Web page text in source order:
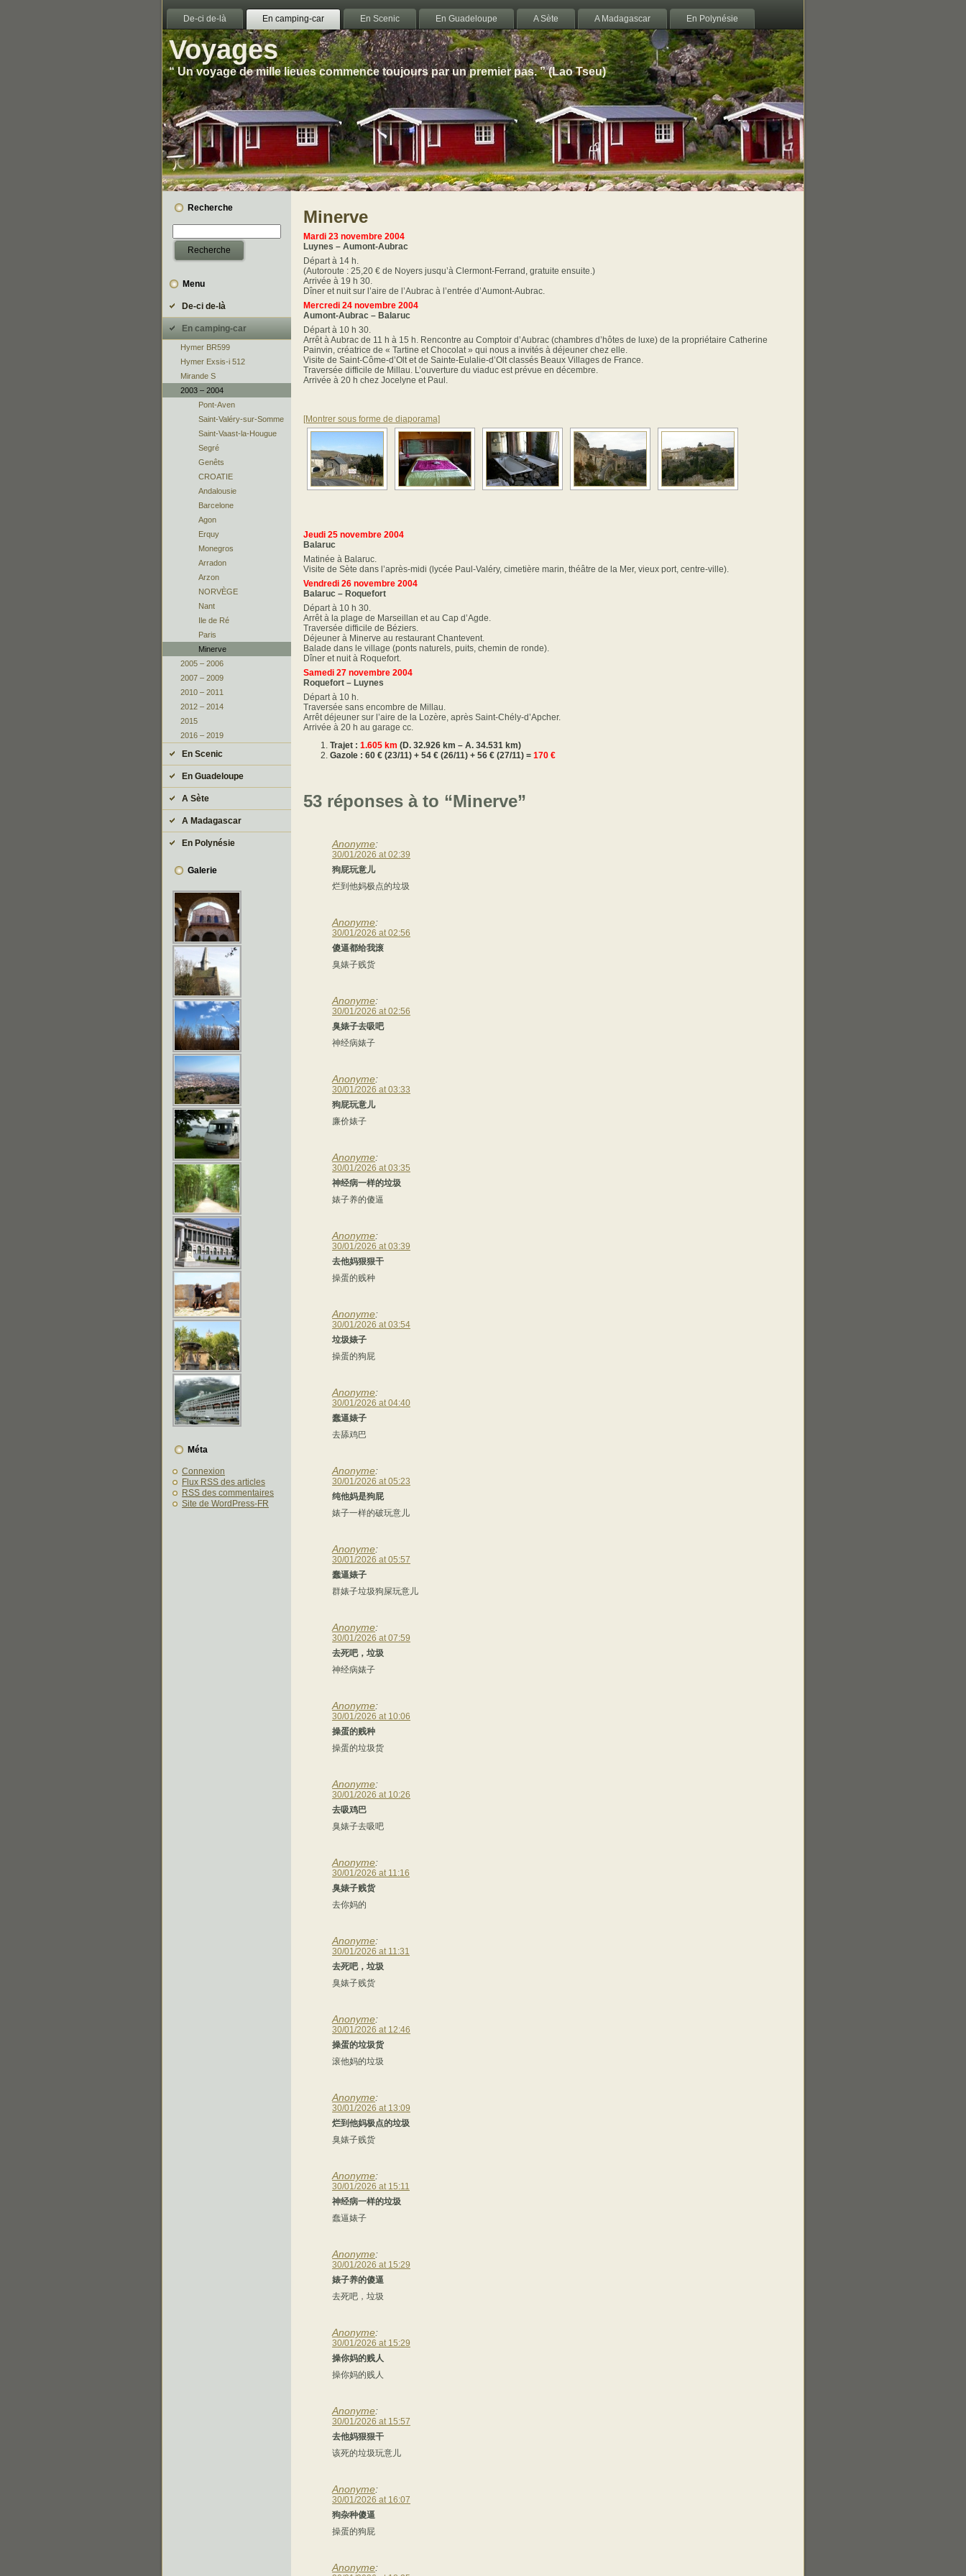
De-ci de-là En camping-car En Scenic En Guadeloupe A Sète A Madagascar En Polynésie
Voyages
“ Un voyage de mille lieues commence toujours par un premier pas. ” (Lao Tseu)
Recherche
Menu
De-ci de-là
En camping-car
Hymer BR599
Hymer Exsis-i 512
Mirande S
2003 – 2004
Pont-Aven
Saint-Valéry-sur-Somme
Saint-Vaast-la-Hougue
Segré
Genêts
CROATIE
Andalousie
Barcelone
Agon
Erquy
Monegros
Arradon
Arzon
NORVÈGE
Nant
Ile de Ré
Paris
Minerve
2005 – 2006
2007 – 2009
2010 – 2011
2012 – 2014
2015
2016 – 2019
En Scenic
En Guadeloupe
A Sète
A Madagascar
En Polynésie
Galerie
Méta
Connexion
Flux RSS des articles
RSS des commentaires
Site de WordPress-FR
Minerve
Mardi 23 novembre 2004
Luynes – Aumont-Aubrac
Départ à 14 h.
(Autoroute : 25,20 € de Noyers jusqu’à Clermont-Ferrand, gratuite ensuite.)
Arrivée à 19 h 30.
Dîner et nuit sur l’aire de l’Aubrac à l’entrée d’Aumont-Aubrac.
Mercredi 24 novembre 2004
Aumont-Aubrac – Balaruc
Départ à 10 h 30.
Arrêt à Aubrac de 11 h à 15 h. Rencontre au Comptoir d’Aubrac (chambres d’hôtes de luxe) de la propriétaire Catherine
Painvin, créatrice de « Tartine et Chocolat » qui nous a invités à déjeuner chez elle.
Visite de Saint-Côme-d’Olt et de Sainte-Eulalie-d’Olt classés Beaux Villages de France.
Traversée difficile de Millau. L’ouverture du viaduc est prévue en décembre.
Arrivée à 20 h chez Jocelyne et Paul.
[Montrer sous forme de diaporama]
Jeudi 25 novembre 2004
Balaruc
Matinée à Balaruc.
Visite de Sète dans l’après-midi (lycée Paul-Valéry, cimetière marin, théâtre de la Mer, vieux port, centre-ville).
Vendredi 26 novembre 2004
Balaruc – Roquefort
Départ à 10 h 30.
Arrêt à la plage de Marseillan et au Cap d’Agde.
Traversée difficile de Béziers.
Déjeuner à Minerve au restaurant Chantevent.
Balade dans le village (ponts naturels, puits, chemin de ronde).
Dîner et nuit à Roquefort.
Samedi 27 novembre 2004
Roquefort – Luynes
Départ à 10 h.
Traversée sans encombre de Millau.
Arrêt déjeuner sur l’aire de la Lozère, après Saint-Chély-d’Apcher.
Arrivée à 20 h au garage cc.
Trajet : 1.605 km (D. 32.926 km – A. 34.531 km)
Gazole : 60 € (23/11) + 54 € (26/11) + 56 € (27/11) = 170 €
53 réponses à to “Minerve”
Anonyme:
30/01/2026 at 02:39
狗屁玩意儿
烂到他妈极点的垃圾
Anonyme:
30/01/2026 at 02:56
傻逼都给我滚
臭婊子贱货
Anonyme:
30/01/2026 at 02:56
臭婊子去吸吧
神经病婊子
Anonyme:
30/01/2026 at 03:33
狗屁玩意儿
廉价婊子
Anonyme:
30/01/2026 at 03:35
神经病一样的垃圾
婊子养的傻逼
Anonyme:
30/01/2026 at 03:39
去他妈狠狠干
操蛋的贱种
Anonyme:
30/01/2026 at 03:54
垃圾婊子
操蛋的狗屁
Anonyme:
30/01/2026 at 04:40
蠢逼婊子
去舔鸡巴
Anonyme:
30/01/2026 at 05:23
纯他妈是狗屁
婊子一样的破玩意儿
Anonyme:
30/01/2026 at 05:57
蠢逼婊子
群婊子垃圾狗屎玩意儿
Anonyme:
30/01/2026 at 07:59
去死吧，垃圾
神经病婊子
Anonyme:
30/01/2026 at 10:06
操蛋的贱种
操蛋的垃圾货
Anonyme:
30/01/2026 at 10:26
去吸鸡巴
臭婊子去吸吧
Anonyme:
30/01/2026 at 11:16
臭婊子贱货
去你妈的
Anonyme:
30/01/2026 at 11:31
去死吧，垃圾
臭婊子贱货
Anonyme:
30/01/2026 at 12:46
操蛋的垃圾货
滚他妈的垃圾
Anonyme:
30/01/2026 at 13:09
烂到他妈极点的垃圾
臭婊子贱货
Anonyme:
30/01/2026 at 15:11
神经病一样的垃圾
蠢逼婊子
Anonyme:
30/01/2026 at 15:29
婊子养的傻逼
去死吧，垃圾
Anonyme:
30/01/2026 at 15:29
操你妈的贱人
操你妈的贱人
Anonyme:
30/01/2026 at 15:57
去他妈狠狠干
该死的垃圾玩意儿
Anonyme:
30/01/2026 at 16:07
狗杂种傻逼
操蛋的狗屁
Anonyme: